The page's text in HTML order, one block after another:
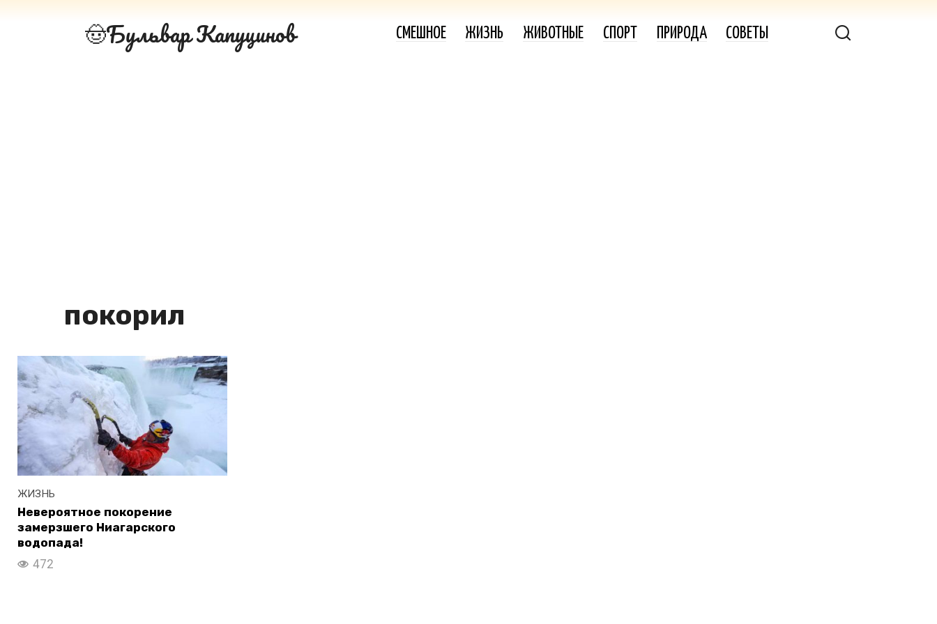
Бульвар Капуцинов СМЕШНОЕ ЖИЗНЬ ЖИВОТНЫЕ СПОРТ ПРИРОДА СОВЕТЫ
покорил
ЖИЗНЬ
Невероятное покорение
замерзшего Ниагарского
водопада!
472